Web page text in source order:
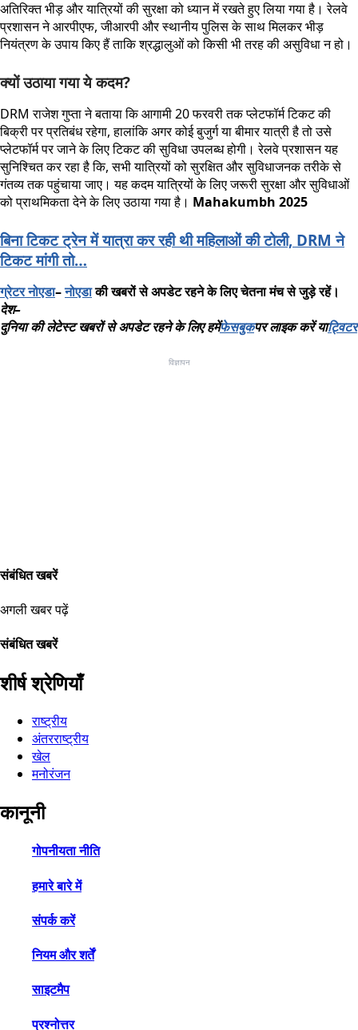
अतिरिक्त भीड़ और यात्रियों की सुरक्षा को ध्यान में रखते हुए लिया गया है। रेलवे
प्रशासन ने आरपीएफ, जीआरपी और स्थानीय पुलिस के साथ मिलकर भीड़
नियंत्रण के उपाय किए हैं ताकि श्रद्धालुओं को किसी भी तरह की असुविधा न हो।
क्यों उठाया गया ये कदम?
DRM राजेश गुप्ता ने बताया कि आगामी 20 फरवरी तक प्लेटफॉर्म टिकट की
बिक्री पर प्रतिबंध रहेगा, हालांकि अगर कोई बुजुर्ग या बीमार यात्री है तो उसे
प्लेटफॉर्म पर जाने के लिए टिकट की सुविधा उपलब्ध होगी। रेलवे प्रशासन यह
सुनिश्चित कर रहा है कि, सभी यात्रियों को सुरक्षित और सुविधाजनक तरीके से
गंतव्य तक पहुंचाया जाए। यह कदम यात्रियों के लिए जरूरी सुरक्षा और सुविधाओं
को प्राथमिकता देने के लिए उठाया गया है। Mahakumbh 2025
बिना टिकट ट्रेन में यात्रा कर रही थी महिलाओं की टोली, DRM ने
टिकट मांगी तो…
ग्रेटरनोएडा–नोएडाकीखबरोंसेअपडेटरहनेकेलिएचेतनामंचसेजुड़ेरहें।
देश–
दुनिया की लेटेस्ट खबरों से अपडेट रहने के लिए हमेंफेसबुकपर लाइक करें याट्विटर
विज्ञापन
संबंधित खबरें
अगली खबर पढ़ें
संबंधित खबरें
शीर्ष श्रेणियाँ
राष्ट्रीय
अंतरराष्ट्रीय
खेल
मनोरंजन
कानूनी
गोपनीयता नीति
हमारे बारे में
संपर्क करें
नियम और शर्तें
साइटमैप
प्रश्नोत्तर